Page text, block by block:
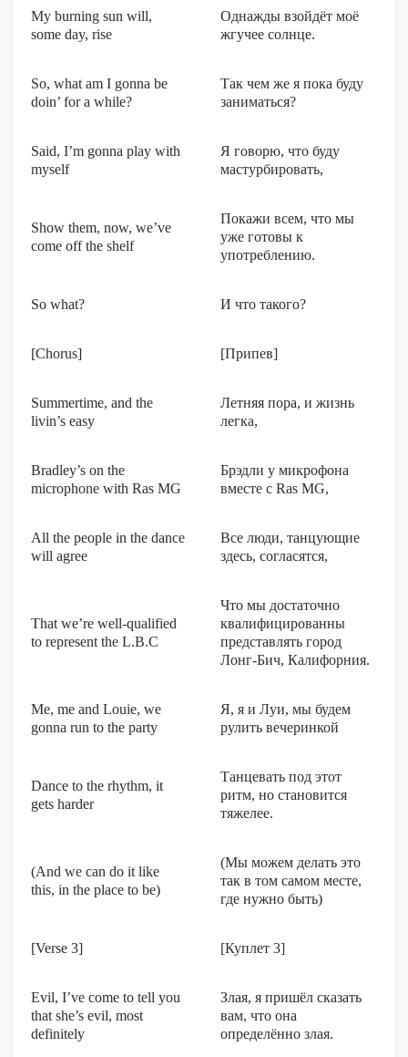
My burning sun will,
some day, rise
Однажды взойдёт моё
жгучее солнце.
So, what am I gonna be
doin’ for a while?
Так чем же я пока буду
заниматься?
Said, I’m gonna play with
myself
Я говорю, что буду
мастурбировать,
Show them, now, we’ve
come off the shelf
Покажи всем, что мы
уже готовы к
употреблению.
So what? И что такого?
[Chorus] [Припев]
Summertime, and the
livin’s easy
Летняя пора, и жизнь
легка,
Bradley’s on the
microphone with Ras MG
Брэдли у микрофона
вместе с Ras MG,
All the people in the dance
will agree
Все люди, танцующие
здесь, согласятся,
That we’re well-qualified
to represent the L.B.C
Что мы достаточно
квалифицированны
представлять город
Лонг-Бич, Калифорния.
Me, me and Louie, we
gonna run to the party
Я, я и Луи, мы будем
рулить вечеринкой
Dance to the rhythm, it
gets harder
Танцевать под этот
ритм, но становится
тяжелее.
(And we can do it like
this, in the place to be)
(Мы можем делать это
так в том самом месте,
где нужно быть)
[Verse 3] [Куплет 3]
Evil, I’ve come to tell you
that she’s evil, most
definitely
Злая, я пришёл сказать
вам, что она
определённо злая.